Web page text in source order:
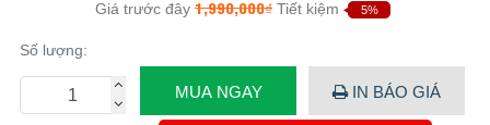
Giá trước đây 1,990,000₫ Tiết kiệm 5%
Số lượng:
MUA NGAY IN BÁO GIÁ